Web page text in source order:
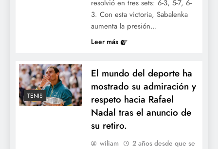
resolvió en tres sets: 6-3, 5-7, 6-
3. Con esta victoria, Sabalenka
aumenta la presión…
Leer más
TENIS
El mundo del deporte ha
mostrado su admiración y
respeto hacia Rafael
Nadal tras el anuncio de
su retiro.
wiliam
2 años desde que se